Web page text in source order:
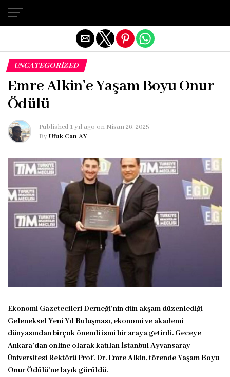
UNCATEGORIZED
Emre Alkin’e Yaşam Boyu Onur
Ödülü
Published1 yıl ago on Nisan 26, 2025
By Ufuk Can AY
Ekonomi Gazetecileri Derneği’nin dün akşam düzenlediği
Geleneksel Yeni Yıl Buluşması, ekonomi ve akademi
dünyasından birçok önemli ismi bir araya getirdi. Geceye
Ankara’dan online olarak katılan İstanbul Ayvansaray
Üniversitesi Rektörü Prof. Dr. Emre Alkin, törende Yaşam Boyu
Onur Ödülü’ne layık görüldü.